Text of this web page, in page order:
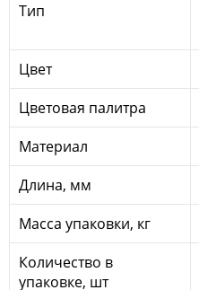
Тип
Цвет
Цветовая палитра
Материал
Длина, мм
Масса упаковки, кг
Количество в
упаковке, шт